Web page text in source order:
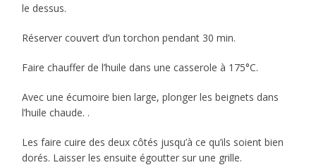
le dessus.
Réserver couvert d’un torchon pendant 30 min.
Faire chauffer de l’huile dans une casserole à 175°C.
Avec une écumoire bien large, plonger les beignets dans
l’huile chaude. .
Les faire cuire des deux côtés jusqu’à ce qu’ils soient bien
dorés. Laisser les ensuite égoutter sur une grille.